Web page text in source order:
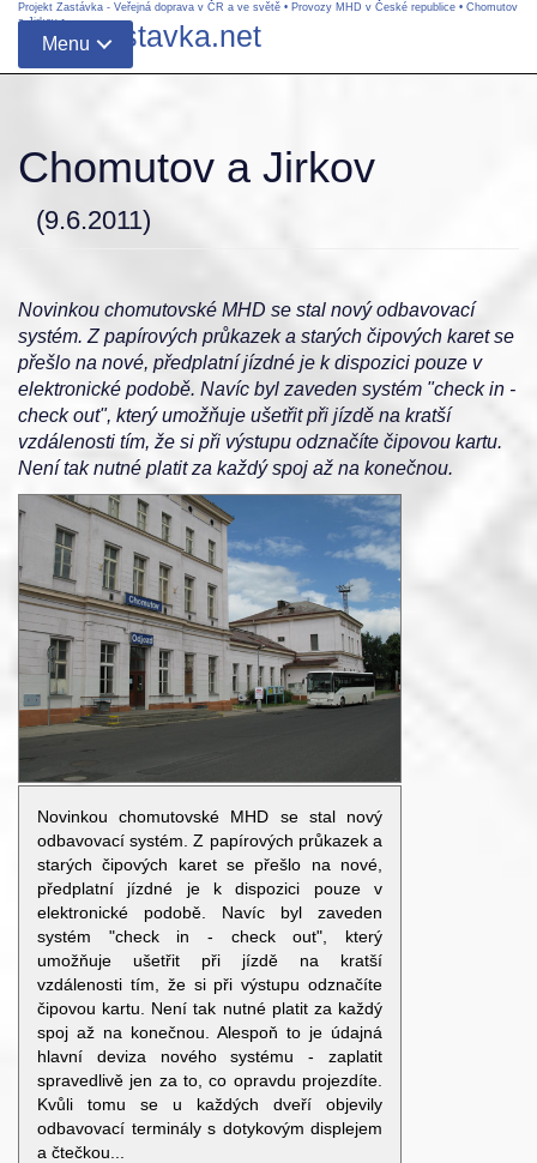
Projekt Zastávka - Veřejná doprava v ČR a ve světě • Provozy MHD v České republice • Chomutov
a Jirkov•
Menu
www.zastavka.net
Chomutov a Jirkov
(9.6.2011)
Novinkou chomutovské MHD se stal nový odbavovací
systém. Z papírových průkazek a starých čipových karet se
přešlo na nové, předplatní jízdné je k dispozici pouze v
elektronické podobě. Navíc byl zaveden systém "check in -
check out", který umožňuje ušetřit při jízdě na kratší
vzdálenosti tím, že si při výstupu odznačíte čipovou kartu.
Není tak nutné platit za každý spoj až na konečnou.
Novinkou chomutovské MHD se stal nový
odbavovací systém. Z papírových průkazek a
starých čipových karet se přešlo na nové,
předplatní jízdné je k dispozici pouze v
elektronické podobě. Navíc byl zaveden
systém "check in - check out", který
umožňuje ušetřit při jízdě na kratší
vzdálenosti tím, že si při výstupu odznačíte
čipovou kartu. Není tak nutné platit za každý
spoj až na konečnou. Alespoň to je údajná
hlavní deviza nového systému - zaplatit
spravedlivě jen za to, co opravdu projezdíte.
Kvůli tomu se u každých dveří objevily
odbavovací terminály s dotykovým displejem
a čtečkou...